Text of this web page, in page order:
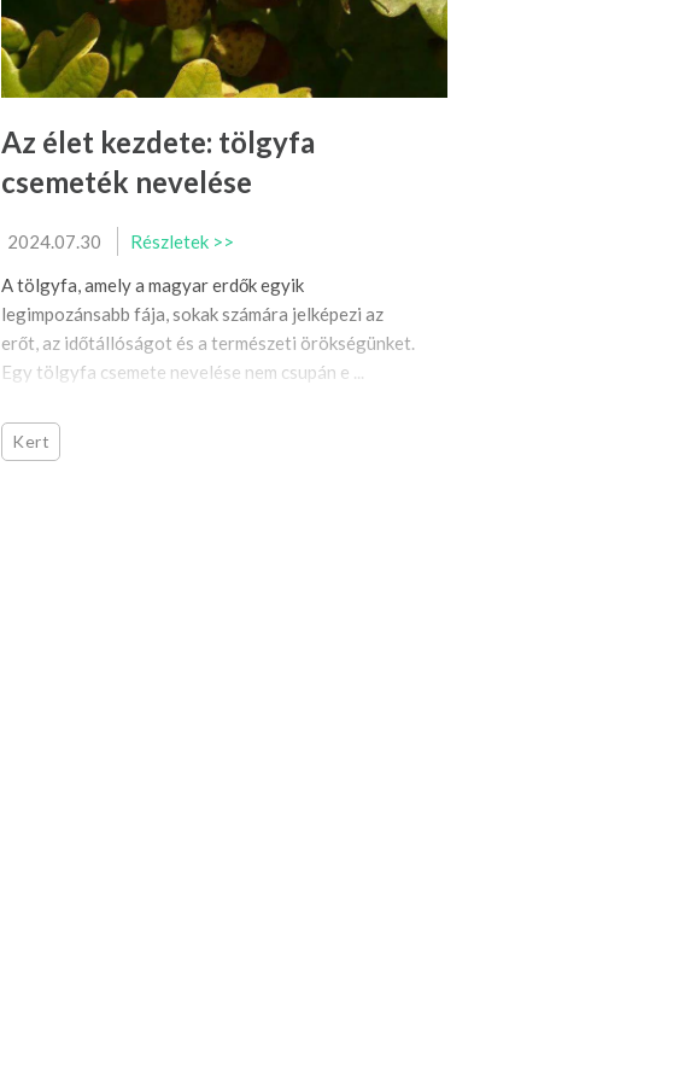
Az élet kezdete: tölgyfa
csemeték nevelése
2024.07.30
Részletek >>
A tölgyfa, amely a magyar erdők egyik
legimpozánsabb fája, sokak számára jelképezi az
erőt, az időtállóságot és a természeti örökségünket.
Egy tölgyfa csemete nevelése nem csupán e ...
Kert